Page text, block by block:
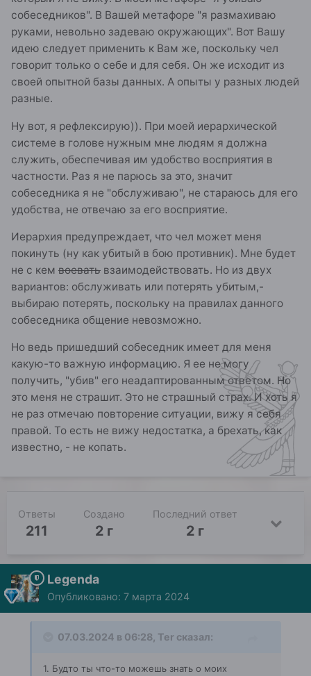
собеседников". В Вашей метафоре "я размахиваю
руками, невольно задеваю окружающих". Вот Вашу
идею следует применить к Вам же, поскольку чел
говорит только о себе и для себя. Он же исходит из
своей опытной базы данных. А опыты у разных людей
разные.
Ну вот, я рефлексирую)). При моей иерархической
системе в голове нужным мне людям я должна
служить, обеспечивая им удобство восприятия в
частности. Раз я не парюсь за это, значит
собеседника я не "обслуживаю", не стараюсь для его
удобства, не отвечаю за его восприятие.
Иерархия предупреждает, что чел может меня
покинуть (ну как убитый в бою противник). Мне будет
не с кем воевать взаимодействовать. Но из двух
вариантов: обслуживать или потерять убитым,-
выбираю потерять, поскольку на правилах данного
собеседника общение невозможно.
Но ведь пришедший собеседник имеет для меня
какую-то важную информацию. Я ее не могу
получить, "убив" его неадаптированным ответом. Но
это меня не страшит. Это не страшный страх. И хоть я
не раз отмечаю повторение ситуации, вижу я себя
правой. То есть не вижу недостатка, а брехать, как
известно, - не копать.
Ответы
211
Создано
2 г
Последний ответ
2 г
Legenda
Опубликовано: 7 марта 2024
07.03.2024 в 06:28, Ter сказал:
1. Будто ты что-то можешь знать о моих